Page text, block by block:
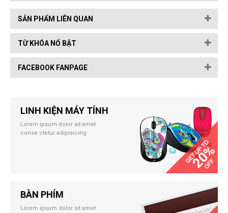
SẢN PHẨM LIÊN QUAN
TỪ KHÓA NỔ BẬT
FACEBOOK FANPAGE
LINH KIỆN MÁY TÍNH
Lorem ipsum dolor sit amet
conse ctetur adipisicing
BÀN PHÍM
Lorem ipsum dolor sit amet